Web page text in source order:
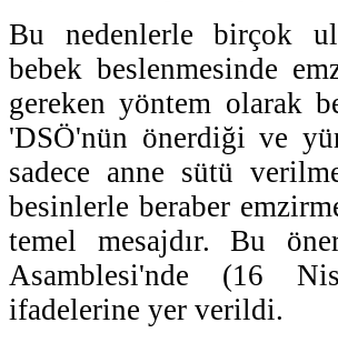
Bu nedenlerle birçok
bebek beslenmesinde
gereken yöntem olarak
'DSÖ'nün önerdiği ve
sadece anne sütü
besinlerle beraber
temel mesajdır. Bu
Asamblesi'nde (16
ifadelerine yer verildi.